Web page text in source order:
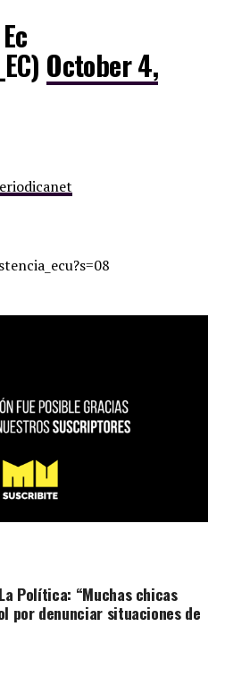
October 4,
Política: “Muchas chicas
por denunciar situaciones de